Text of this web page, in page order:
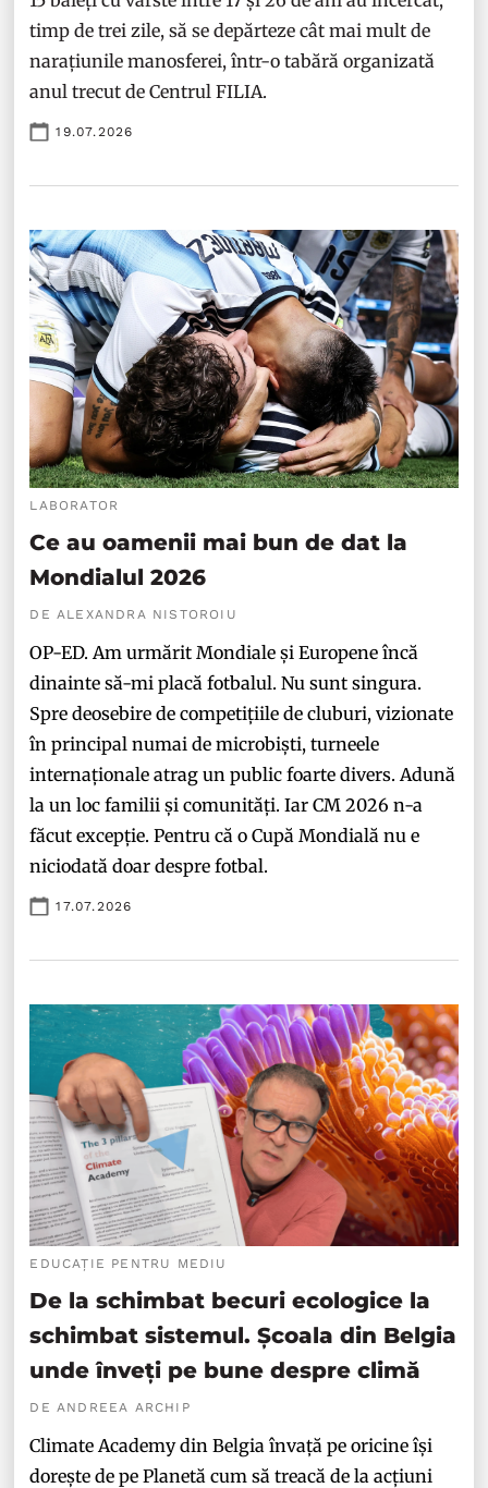
timp de trei zile, să se depărteze cât mai mult de
narațiunile manosferei, într-o tabără organizată
anul trecut de Centrul FILIA.
19.07.2026
LABORATOR
Ce au oamenii mai bun de dat la
Mondialul 2026
DE ALEXANDRA NISTOROIU
OP-ED. Am urmărit Mondiale și Europene încă
dinainte să-mi placă fotbalul. Nu sunt singura.
Spre deosebire de competițiile de cluburi, vizionate
în principal numai de microbiști, turneele
internaționale atrag un public foarte divers. Adună
la un loc familii și comunități. Iar CM 2026 n-a
făcut excepție. Pentru că o Cupă Mondială nu e
niciodată doar despre fotbal.
17.07.2026
EDUCAȚIE PENTRU MEDIU
De la schimbat becuri ecologice la
schimbat sistemul. Școala din Belgia
unde înveți pe bune despre climă
DE ANDREEA ARCHIP
Climate Academy din Belgia învață pe oricine își
dorește de pe Planetă cum să treacă de la acțiuni